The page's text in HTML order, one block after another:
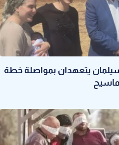
يتعهدان بمواصلة خطة